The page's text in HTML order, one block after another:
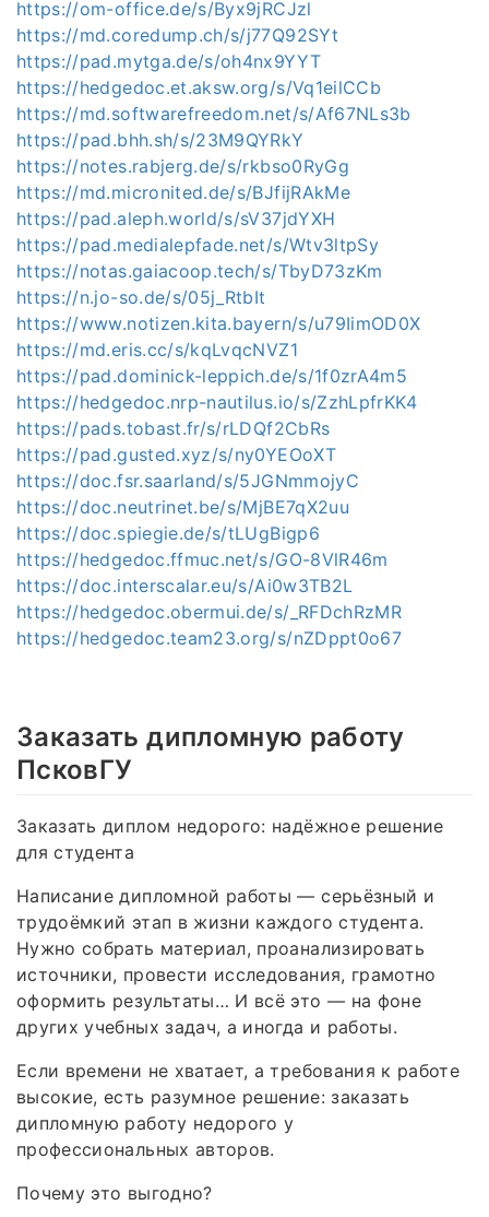
https://om-office.de/s/Byx9jRCJzl
https://md.coredump.ch/s/j77Q92SYt
https://pad.mytga.de/s/oh4nx9YYT
https://hedgedoc.et.aksw.org/s/Vq1eilCCb
https://md.softwarefreedom.net/s/Af67NLs3b
https://pad.bhh.sh/s/23M9QYRkY
https://notes.rabjerg.de/s/rkbso0RyGg
https://md.micronited.de/s/BJfijRAkMe
https://pad.aleph.world/s/sV37jdYXH
https://pad.medialepfade.net/s/Wtv3ltpSy
https://notas.gaiacoop.tech/s/TbyD73zKm
https://n.jo-so.de/s/05j_RtbIt
https://www.notizen.kita.bayern/s/u79IimOD0X
https://md.eris.cc/s/kqLvqcNVZ1
https://pad.dominick-leppich.de/s/1f0zrA4m5
https://hedgedoc.nrp-nautilus.io/s/ZzhLpfrKK4
https://pads.tobast.fr/s/rLDQf2CbRs
https://pad.gusted.xyz/s/ny0YEOoXT
https://doc.fsr.saarland/s/5JGNmmojyC
https://doc.neutrinet.be/s/MjBE7qX2uu
https://doc.spiegie.de/s/tLUgBigp6
https://hedgedoc.ffmuc.net/s/GO-8VlR46m
https://doc.interscalar.eu/s/Ai0w3TB2L
https://hedgedoc.obermui.de/s/_RFDchRzMR
https://hedgedoc.team23.org/s/nZDppt0o67
Заказать дипломную работу
ПсковГУ
Заказать диплом недорого: надёжное решение
для студента
Написание дипломной работы — серьёзный и
трудоёмкий этап в жизни каждого студента.
Нужно собрать материал, проанализировать
источники, провести исследования, грамотно
оформить результаты… И всё это — на фоне
других учебных задач, а иногда и работы.
Если времени не хватает, а требования к работе
высокие, есть разумное решение: заказать
дипломную работу недорого у
профессиональных авторов.
Почему это выгодно?